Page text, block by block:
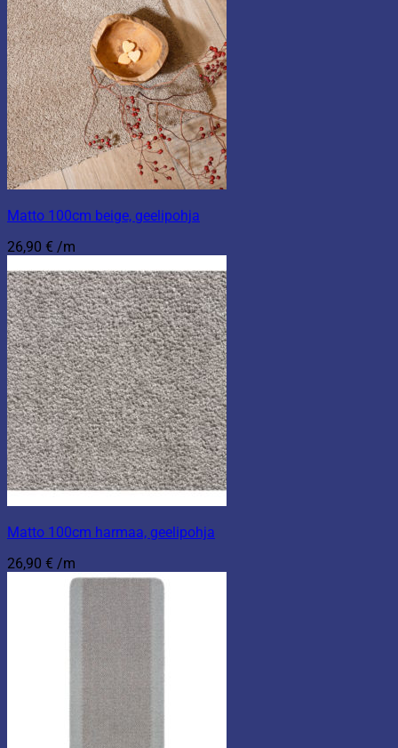
Matto 100cm beige, geelipohja
26,90 € /m
Matto 100cm harmaa, geelipohja
26,90 € /m